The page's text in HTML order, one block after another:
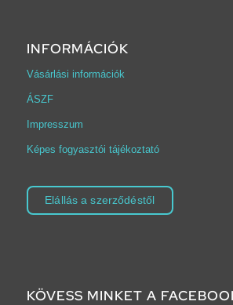
INFORMÁCIÓK
Vásárlási információk
ÁSZF
Impresszum
Képes fogyasztói tájékoztató
Elállás a szerződéstől
KÖVESS MINKET A